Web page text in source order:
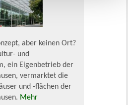
aber keinen Ort?
und
ein Eigenbetrieb der
vermarktet die
und -flächen der
Mehr